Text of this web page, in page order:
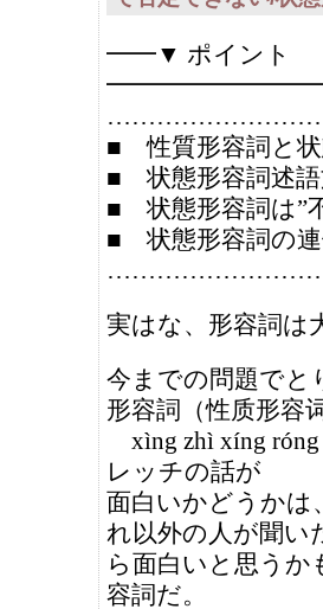
━━▼ ポイント
■ 性質形容詞と状
■ 状態形容詞述語
■ 状態形容詞は”
■ 状態形容詞の連
実はな、形容詞は
今までの問題でと
形容詞（性质形容
xìng zhì xíng
レッチの話が
面白いかどうかは
れ以外の人が聞い
ら面白いと思う
容詞だ。